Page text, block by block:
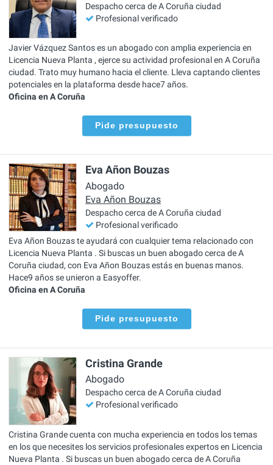
Despacho cerca de A Coruña ciudad
Profesional verificado
Javier Vázquez Santos es un abogado con amplia experiencia en
Licencia Nueva Planta , ejerce su actividad profesional en A Coruña
ciudad. Trato muy humano hacia el cliente. Lleva captando clientes
potenciales en la plataforma desde hace7 años.
Oficina en A Coruña
Pide presupuesto
Eva Añon Bouzas
Abogado
Eva Añon Bouzas
Despacho cerca de A Coruña ciudad
Profesional verificado
Eva Añon Bouzas te ayudará con cualquier tema relacionado con
Licencia Nueva Planta . Si buscas un buen abogado cerca de A
Coruña ciudad, con Eva Añon Bouzas estás en buenas manos.
Hace9 años se unieron a Easyoffer.
Oficina en A Coruña
Pide presupuesto
Cristina Grande
Abogado
Despacho cerca de A Coruña ciudad
Profesional verificado
Cristina Grande cuenta con mucha experiencia en todos los temas
en los que necesites los servicios profesionales expertos en Licencia
Nueva Planta . Si buscas un buen abogado cerca de A Coruña